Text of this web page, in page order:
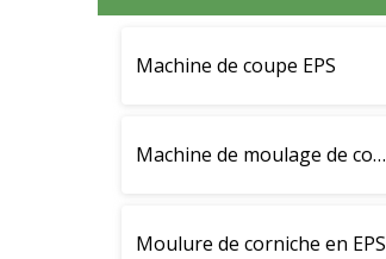
Machine de coupe EPS
Machine de moulage de corniche EPS
Moulure de corniche en EPS